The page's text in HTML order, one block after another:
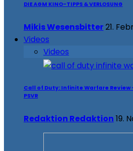
DIE AGM KINO-TIPPS & VERLOSUNG
Mikis Wesensbitter21.
Videos
Videos
Call of Duty: Infinite Warfare
PSVR
Redaktion Redaktion 19.